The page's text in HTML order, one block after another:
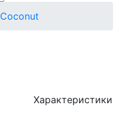
Coconut
Характеристики